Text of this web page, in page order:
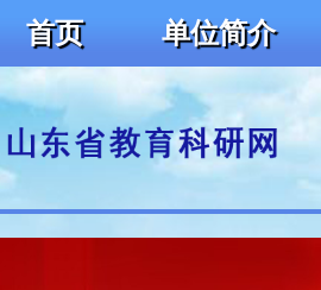
首页 单位简介